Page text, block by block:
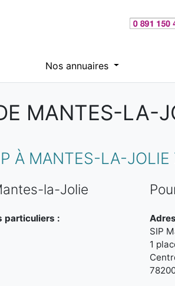
Nos annuaires
MANTES-LA-
À MANTES-LA-
la-Jolie
particuliers :
SIP
1